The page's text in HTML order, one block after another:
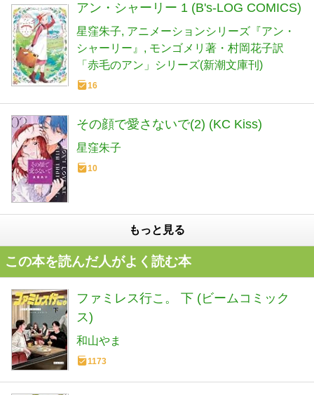
アン・シャーリー 1 (B's-LOG COMICS)
星窪朱子 アニメーションシリーズ『アン・
シャーリー』
モンゴメリ著・村岡花子訳
「赤毛のアン」シリーズ(新潮文庫刊)
16
その顔で愛さないで(2) (KC Kiss)
星窪朱子
10
もっと見る
この本を読んだ人がよく読む本
ファミレス行こ。 下 (ビームコミック
ス)
和山やま
1173